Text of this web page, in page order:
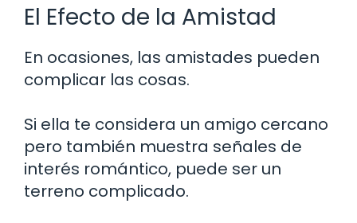
El Efecto de la Amistad
En ocasiones, las amistades pueden
complicar las cosas.
Si ella te considera un amigo cercano
pero también muestra señales de
interés romántico, puede ser un
terreno complicado.